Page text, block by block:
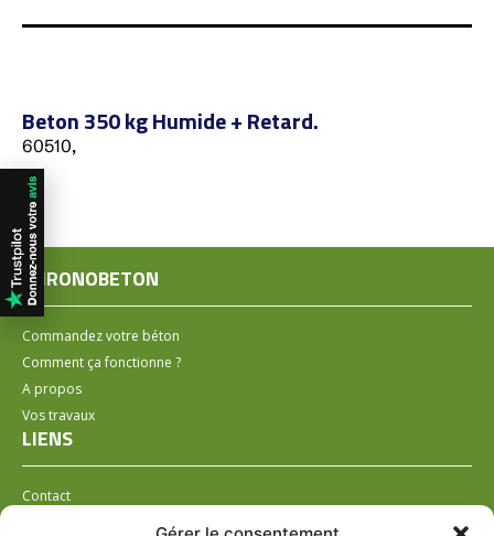
Beton 350 kg Humide + Retard.
60510,
CHRONOBETON
Commandez votre béton
Comment ça fonctionne ?
A propos
Vos travaux
LIENS
Contact